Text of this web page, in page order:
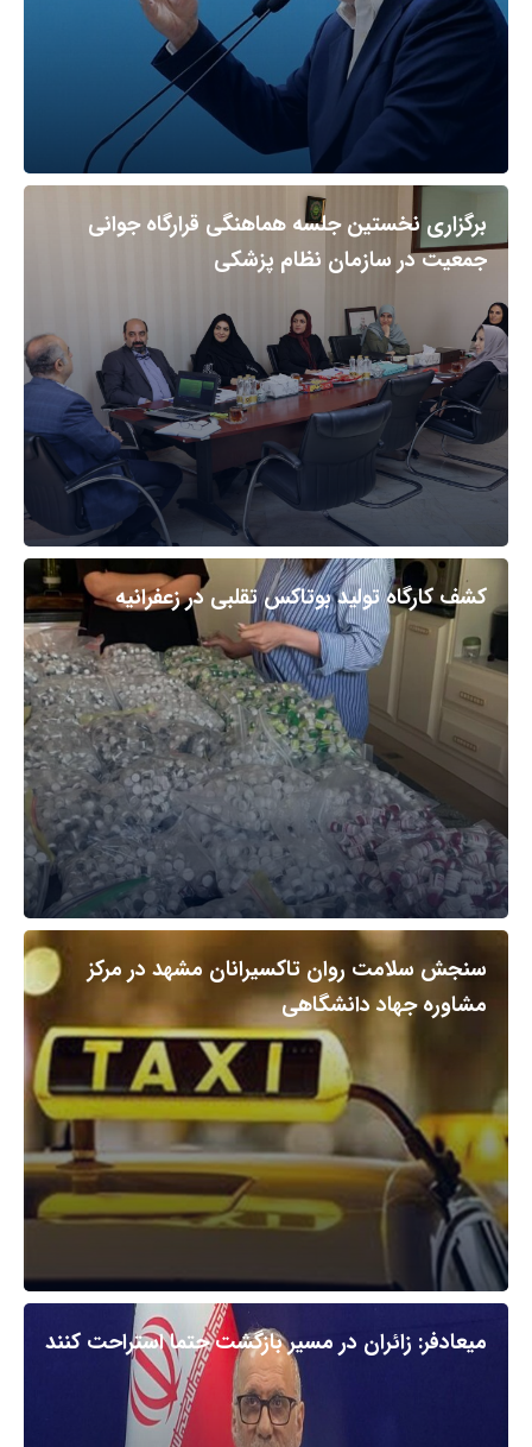
برگزاری نخستین جلسه هماهنگی قرارگاه جوانی
جمعیت در سازمان نظام پزشکی
کشف کارگاه تولید بوتاکس تقلبی در زعفرانیه
سنجش سلامت روان تاکسیرانان مشهد در مرکز
مشاوره جهاد دانشگاهی
میعادفر: زائران در مسیر بازگشت حتما استراحت کنند